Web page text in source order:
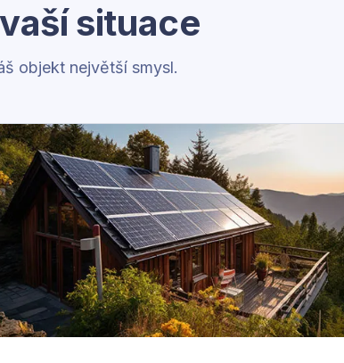
situace
objekt největší smysl.